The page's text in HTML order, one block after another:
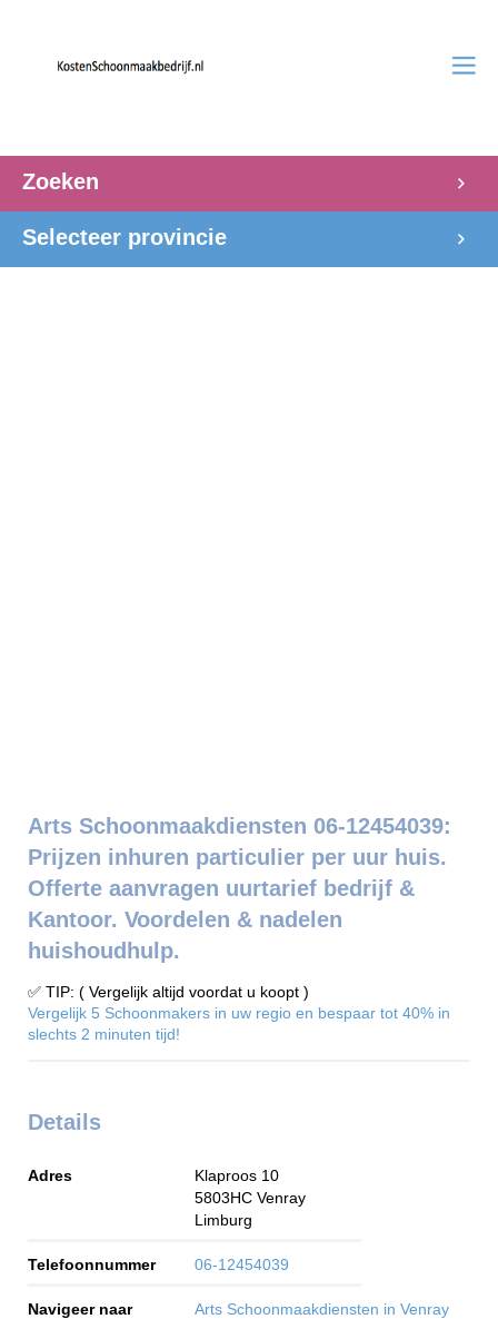
Zoeken
Selecteer provincie
Arts Schoonmaakdiensten 06-12454039:
Prijzen inhuren particulier per uur huis.
Offerte aanvragen uurtarief bedrijf &
Kantoor. Voordelen & nadelen
huishoudhulp.
✅ TIP: ( Vergelijk altijd voordat u koopt )
Vergelijk 5 Schoonmakers in uw regio en bespaar tot 40% in
slechts 2 minuten tijd!
Details
Adres
Klaproos 10
5803HC Venray
Limburg
Telefoonnummer 06-12454039
Navigeer naar Arts Schoonmaakdiensten in Venray